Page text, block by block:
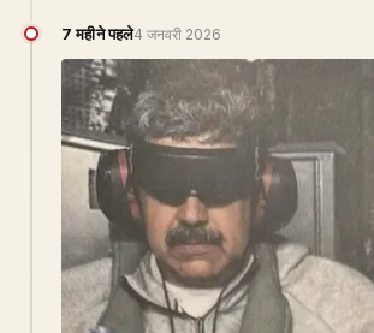
7 महीने पहले4 जनवरी 2026